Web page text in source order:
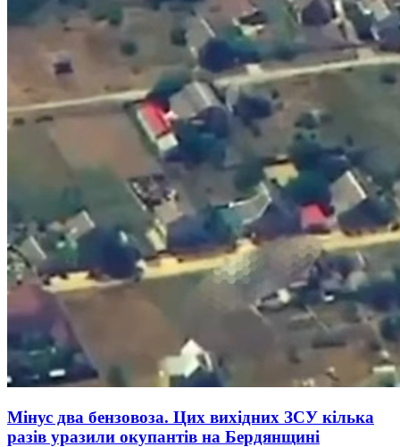
Мінус два бензовоза. Цих вихідних ЗСУ кілька
разів уразили окупантів на Бердянщині